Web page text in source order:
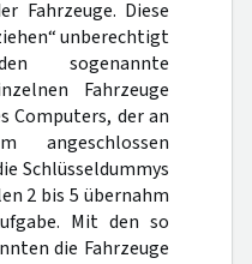
Fahrzeuge. Diese
unberechtigt
sogenannte
Fahrzeuge
Computers, der an
angeschlossen
Schlüsseldummys
2 bis 5 übernahm
Mit den so
die Fahrzeuge